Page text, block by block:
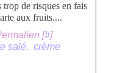
trop de risques en fais
aux fruits....
[#]
salé, crème